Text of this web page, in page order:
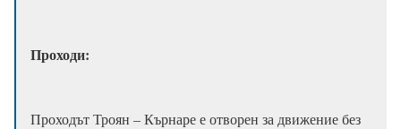
Проходи:
Проходът Троян – Кърнаре е отворен за движение без